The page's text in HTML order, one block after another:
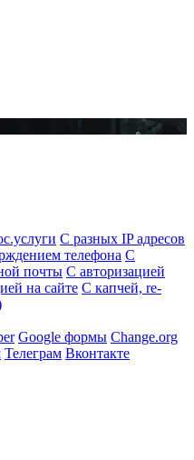
С разных IP адресов
телефона С
почты С авторизацией
на сайте С капчей, re-
Google формы Change.org
Телеграм Вконтакте